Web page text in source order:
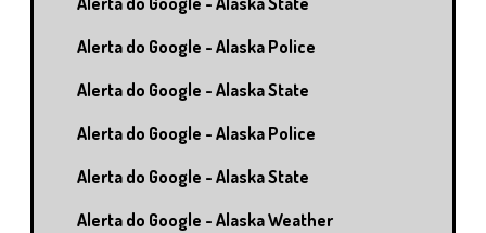
Alerta do Google - Alaska Police
Alerta do Google - Alaska State
Alerta do Google - Alaska Police
Alerta do Google - Alaska State
Alerta do Google - Alaska Weather